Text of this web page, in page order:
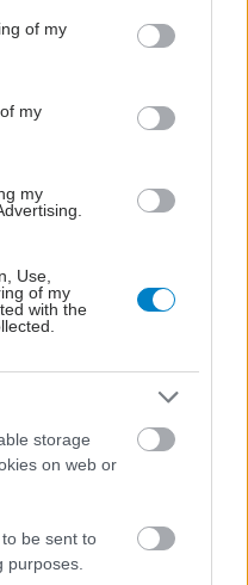
You may click to
its third-party tags to
in below Google
of my
my
my
Use,
of my
with the
storage
on web or
be sent to
purposes.